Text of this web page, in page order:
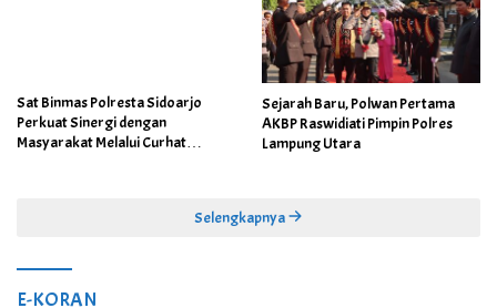
Sat Binmas Polresta Sidoarjo
Perkuat Sinergi dengan
Masyarakat Melalui Curhat
Sejarah Baru, Polwan Pertama
AKBP Raswidiati Pimpin Polres
Lampung Utara
Selengkapnya
E-KORAN